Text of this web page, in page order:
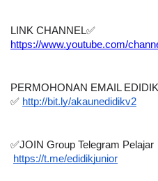
LINK CHANNEL✅
https://www.youtube.com/
PERMOHONAN EMAIL EDIDIK
✅ http://bit.ly/akaunedidikv2
✅JOIN Group Telegram Pelajar
https://t.me/edidikjunior